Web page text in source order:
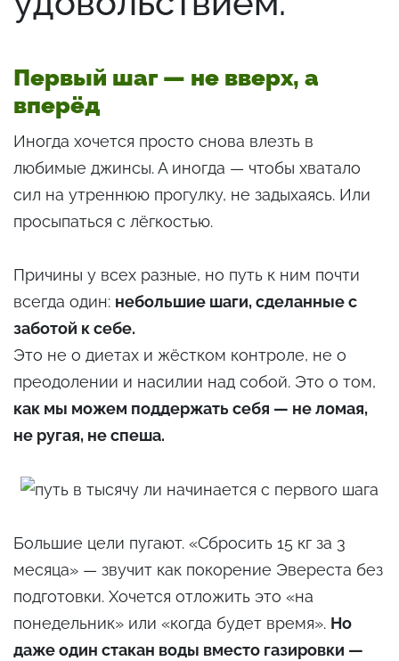
Первый шаг — не вверх, а
вперёд
Иногда хочется просто снова влезть в
любимые джинсы. А иногда — чтобы хватало
сил на утреннюю прогулку, не задыхаясь. Или
просыпаться с лёгкостью.
Причины у всех разные, но путь к ним почти
всегда один: небольшие шаги, сделанные с
заботой к себе.
Это не о диетах и жёстком контроле, не о
преодолении и насилии над собой. Это о том,
как мы можем поддержать себя — не ломая,
не ругая, не спеша.
Большие цели пугают. «Сбросить 15 кг за 3
месяца» — звучит как покорение Эвереста без
подготовки. Хочется отложить это «на
понедельник» или «когда будет время». Но
даже один стакан воды вместо газировки —